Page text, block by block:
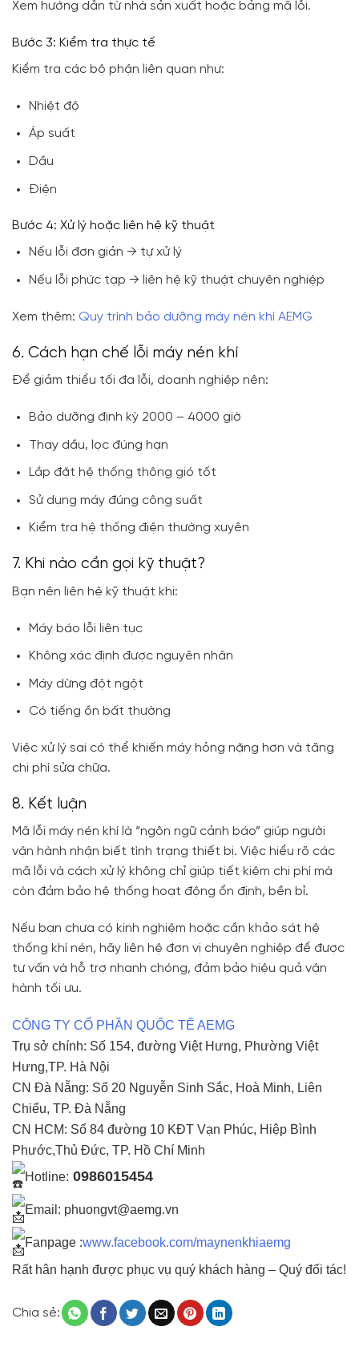
Xem hướng dẫn từ nhà sản xuất hoặc bảng mã lỗi.
Bước 3: Kiểm tra thực tế
Kiểm tra các bộ phận liên quan như:
Nhiệt độ
Áp suất
Dầu
Điện
Bước 4: Xử lý hoặc liên hệ kỹ thuật
Nếu lỗi đơn giản → tự xử lý
Nếu lỗi phức tạp → liên hệ kỹ thuật chuyên nghiệp
Xem thêm: Quy trình bảo dưỡng máy nén khí AEMG
6. Cách hạn chế lỗi máy nén khí
Để giảm thiểu tối đa lỗi, doanh nghiệp nên:
Bảo dưỡng định kỳ 2000 – 4000 giờ
Thay dầu, lọc đúng hạn
Lắp đặt hệ thống thông gió tốt
Sử dụng máy đúng công suất
Kiểm tra hệ thống điện thường xuyên
7. Khi nào cần gọi kỹ thuật?
Bạn nên liên hệ kỹ thuật khi:
Máy báo lỗi liên tục
Không xác định được nguyên nhân
Máy dừng đột ngột
Có tiếng ồn bất thường
Việc xử lý sai có thể khiến máy hỏng nặng hơn và tăng
chi phí sửa chữa.
8. Kết luận
Mã lỗi máy nén khí là “ngôn ngữ cảnh báo” giúp người
vận hành nhận biết tình trạng thiết bị. Việc hiểu rõ các
mã lỗi và cách xử lý không chỉ giúp tiết kiệm chi phí mà
còn đảm bảo hệ thống hoạt động ổn định, bền bỉ.
Nếu bạn chưa có kinh nghiệm hoặc cần khảo sát hệ
thống khí nén, hãy liên hệ đơn vị chuyên nghiệp để được
tư vấn và hỗ trợ nhanh chóng, đảm bảo hiệu quả vận
hành tối ưu.
CÔNG TY CỔ PHẦN QUỐC TẾ AEMG
Trụ sở chính: Số 154, đường Việt Hưng, Phường Việt
Hưng,TP. Hà Nội
CN Đà Nẵng: Số 20 Nguyễn Sinh Sắc, Hoà Minh, Liên
Chiểu, TP. Đà Nẵng
CN HCM: Số 84 đường 10 KĐT Vạn Phúc, Hiệp Bình
Phước,Thủ Đức, TP. Hồ Chí Minh
Hotline: 0986015454
Email: phuongvt@aemg.vn
Fanpage :www.facebook.com/maynenkhiaemg
Rất hân hạnh được phục vụ quý khách hàng – Quý đối tác!
Chia sẻ: